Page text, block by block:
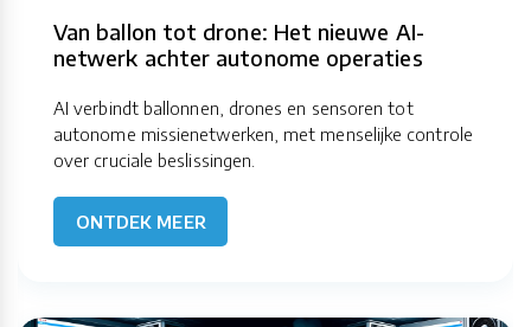
Van ballon tot drone: Het nieuwe AI-
netwerk achter autonome operaties
AI verbindt ballonnen, drones en sensoren tot
autonome missienetwerken, met menselijke controle
over cruciale beslissingen.
ONTDEK MEER